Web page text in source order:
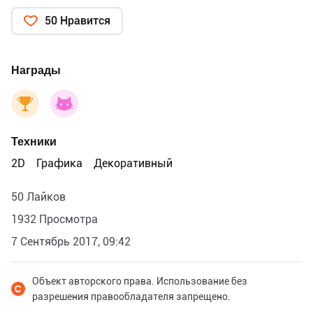
50 Нравится
Награды
Техники
2D
Графика Декоративный
50 Лайков
1932 Просмотра
7 Сентябрь 2017, 09:42
Объект авторского права. Использование без
разрешения правообладателя запрещено.